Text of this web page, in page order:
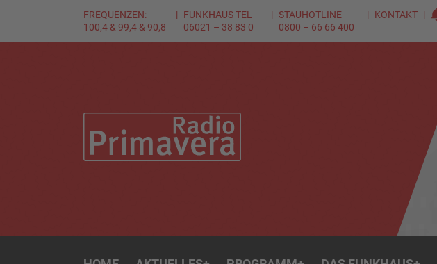
FREQUENZEN:
100,4 & 99,4 & 90,8
FUNKHAUS TEL
06021 – 38 83 0
STAUHOTLINE
0800 – 66 66 400
KONTAKT